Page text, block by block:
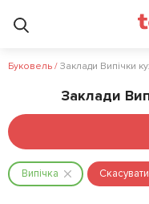
Буковель / Заклади Випічки
Заклади
Випічка Скасувати